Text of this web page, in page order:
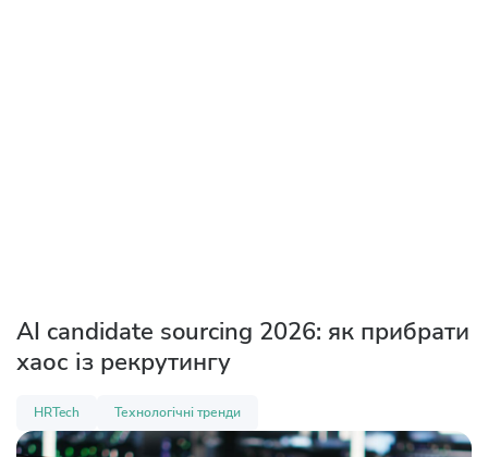
AI candidate sourcing 2026: як прибрати
хаос із рекрутингу
HRTech Технологічні тренди